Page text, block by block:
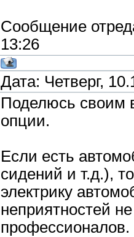
Сообщение
13:26
Дата: Четверг,
Поделюсь своим
опции.
Если есть
сидений и т.д.),
электрику
неприятностей
профессионалов.